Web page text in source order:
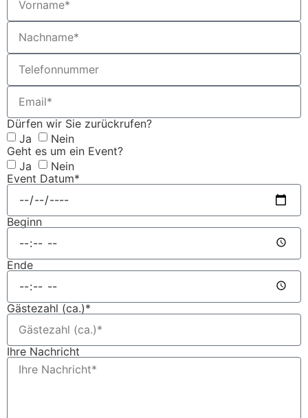
Dürfen wir Sie zurückrufen?
Ja
Nein
Geht es um ein Event?
Ja
Nein
Event Datum*
Beginn
Ende
Gästezahl (ca.)*
Ihre Nachricht